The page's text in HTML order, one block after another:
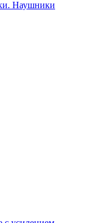
Наушники